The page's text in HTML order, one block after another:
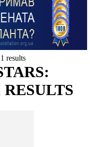
results